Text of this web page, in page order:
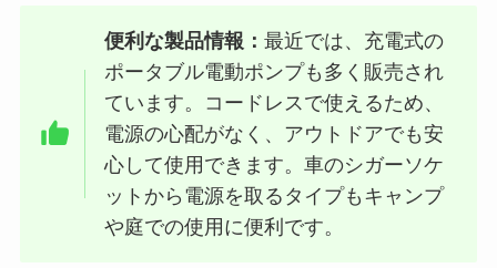
便利な製品情報：最近では、充電式の
ポータブル電動ポンプも多く販売され
ています。コードレスで使えるため、
電源の心配がなく、アウトドアでも安
心して使用できます。車のシガーソケ
ットから電源を取るタイプもキャンプ
や庭での使用に便利です。